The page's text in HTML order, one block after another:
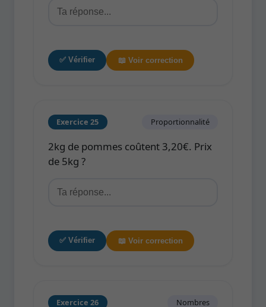
✅ Vérifier 📖 Voir correction
Exercice 25 Proportionnalité
2kg de pommes coûtent 3,20€. Prix
de 5kg ?
✅ Vérifier 📖 Voir correction
Exercice 26 Nombres